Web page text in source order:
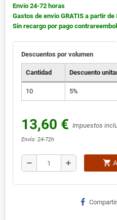
Envio 24-72 horas
Gastos de envio GRATIS a partir de
Sin recargo por pago
Descuentos por volumen
Cantidad Descuento
10 5%
13,60 € Impuestos
Envío: 24-72h
remove add shopping_cart
Compartir